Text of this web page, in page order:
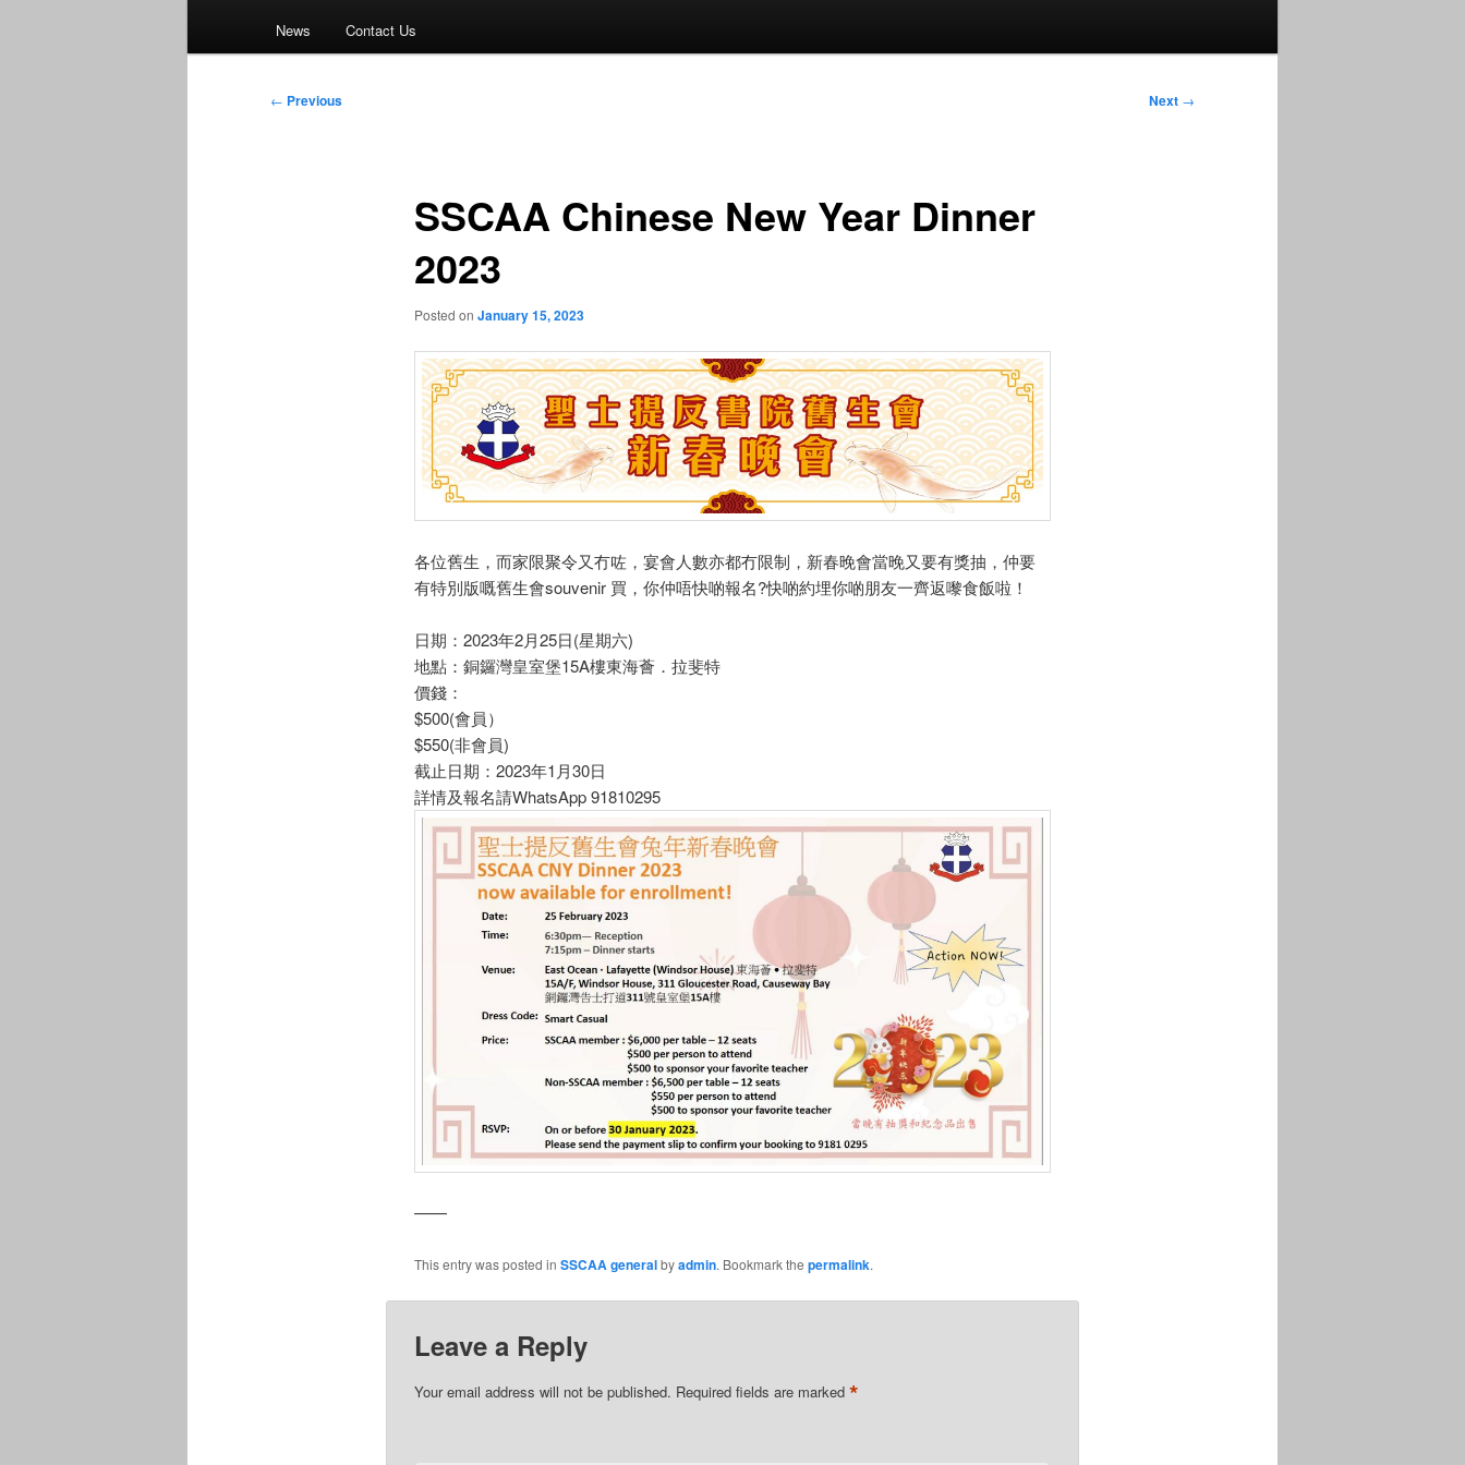
News Contact Us
Post
← Previous Next →
SSCAA Chinese New Year Dinner
2023
Posted on January 15, 2023
各位舊生，而家限聚令又冇咗，宴會人數亦都冇限制，新春晚會當晚又要有獎抽，仲要
有特別版嘅舊生會souvenir 買，你仲唔快啲報名?快啲約埋你啲朋友一齊返嚟食飯啦！
日期：2023年2月25日(星期六)
地點：銅鑼灣皇室堡15A樓東海薈．拉斐特
價錢：
$500(會員）
$550(非會員)
截止日期：2023年1月30日
詳情及報名請WhatsApp 91810295
——
This entry was posted in SSCAA generalbyadmin. Bookmark the permalink.
Leave a Reply
Your email address will not be published. Required fields are marked *